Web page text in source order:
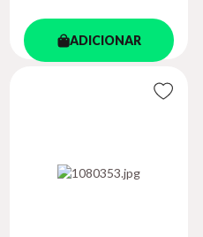
ADICIONAR